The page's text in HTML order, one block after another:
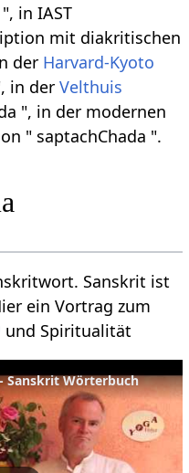
in IAST
mit diakritischen
der Harvard-Kyoto
in derVelthuis
", in der modernen
" saptachChada ".
Sanskrit ist
ein Vortrag zum
und Spiritualität
Sanskrit Wörterbuch